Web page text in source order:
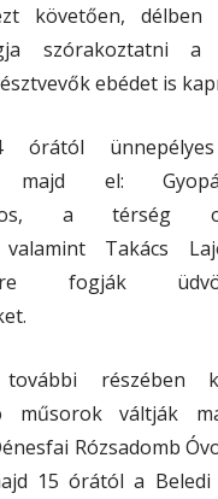
követően, délben
szórakoztatni a
ebédet is
órától
majd el:
a térség
valamint Takács
fogják
részében
műsorok váltják
Rózsadomb
15 órától a Beledi